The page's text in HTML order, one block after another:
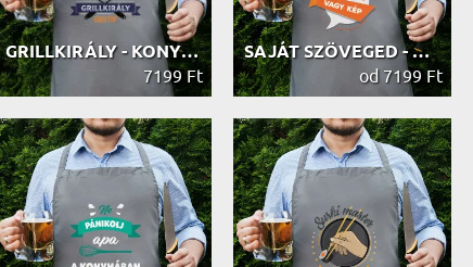
GRILLKIRÁLY - KONYHAI KÖTÉNY
7199 Ft
SAJÁT SZÖVEGED - KONYHAI KÖTÉNY
od 7199 Ft